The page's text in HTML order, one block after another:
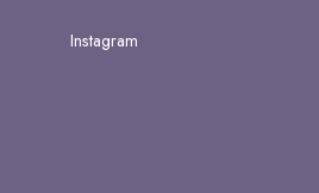
Instagram